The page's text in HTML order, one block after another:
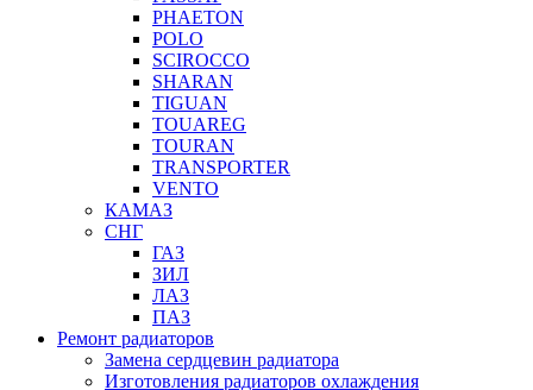
PHAETON
POLO
SCIROCCO
SHARAN
TIGUAN
TOUAREG
TOURAN
TRANSPORTER
VENTO
КАМАЗ
СНГ
ГАЗ
ЗИЛ
ЛАЗ
ПАЗ
Ремонт радиаторов
Замена сердцевин радиатора
Изготовления радиаторов охлаждения